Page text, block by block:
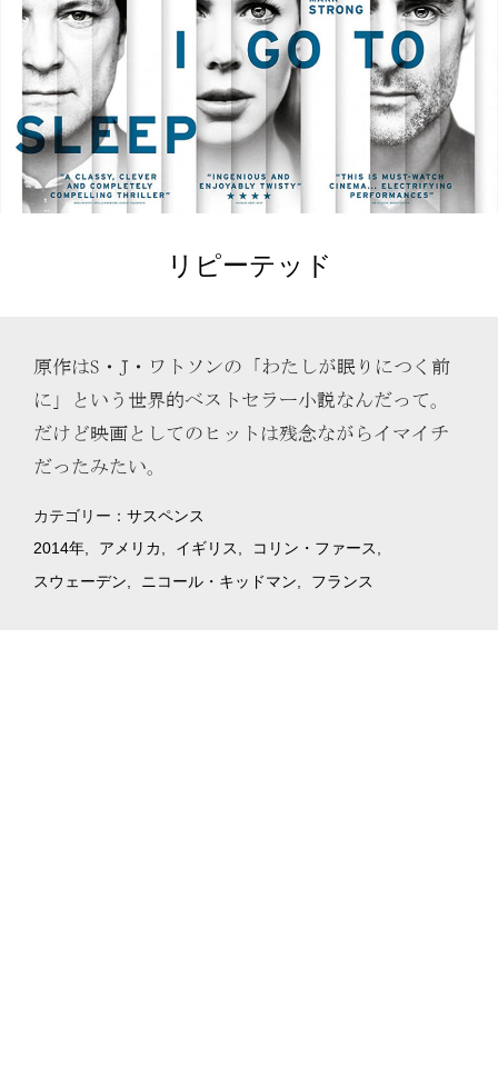
リピーテッド
原作はS・J・ワトソンの「わたしが眠りにつく前
に」という世界的ベストセラー小説なんだって。
だけど映画としてのヒットは残念ながらイマイチ
だったみたい。
カテゴリー： サスペンス
2014年
アメリカ イギリス
コリン・ファース
スウェーデン
ニコール・キッドマン フランス